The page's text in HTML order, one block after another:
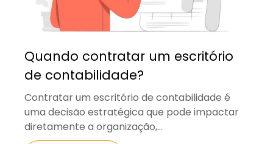
Quando contratar um escritório
de contabilidade?
Contratar um escritório de contabilidade é
uma decisão estratégica que pode impactar
diretamente a organização,...